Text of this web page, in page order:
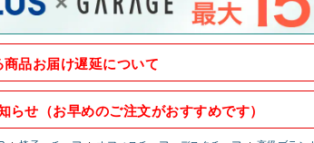
商品お届け遅延について
らせ（お早めのご注文がおすすめです）